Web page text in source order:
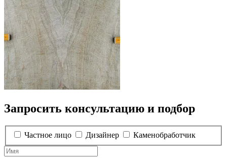
Запросить консультацию и подбор
Частное лицо Дизайнер Каменобработчик